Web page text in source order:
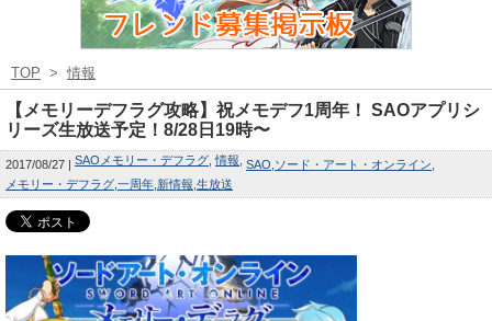
TOP > 情報
【メモリーデフラグ攻略】祝メモデフ1周年！ SAOアプリシ
リーズ生放送予定！8/28日19時〜
2017/08/27 SAOメモリー・デフラグ 情報 SAO ソード・アート・オンライン
メモリー・デフラグ 一周年 新情報 生放送